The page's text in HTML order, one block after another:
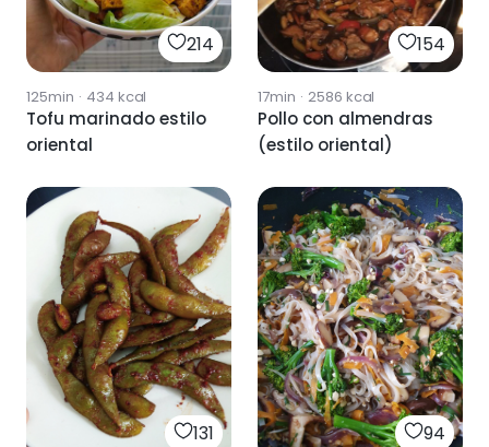
214
125min · 434 kcal
Tofu marinado estilo
oriental
154
17min · 2586 kcal
Pollo con almendras
(estilo oriental)
131 94